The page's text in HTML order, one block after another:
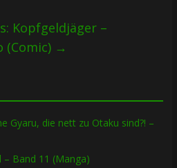
Kopfgeldjäger –
(Comic) →
Gyaru, die nett zu Otaku sind?! –
– Band 11 (Manga)